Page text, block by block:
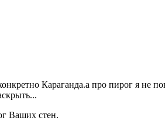
Караганда.а про пирог я не
Ваших стен.